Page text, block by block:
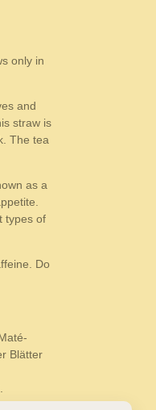
only in
and
straw is
The tea
as a
types of
Do
Blätter